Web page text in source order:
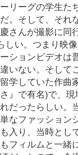
リーグの学生た
。そして、それ
さんが撮影に同
しい。つまり映
ションビデオは
いない。そして
学していた作曲
』で有名)で、
だったらしい。
なファッション
入り、当時とし
フィルムと一緒